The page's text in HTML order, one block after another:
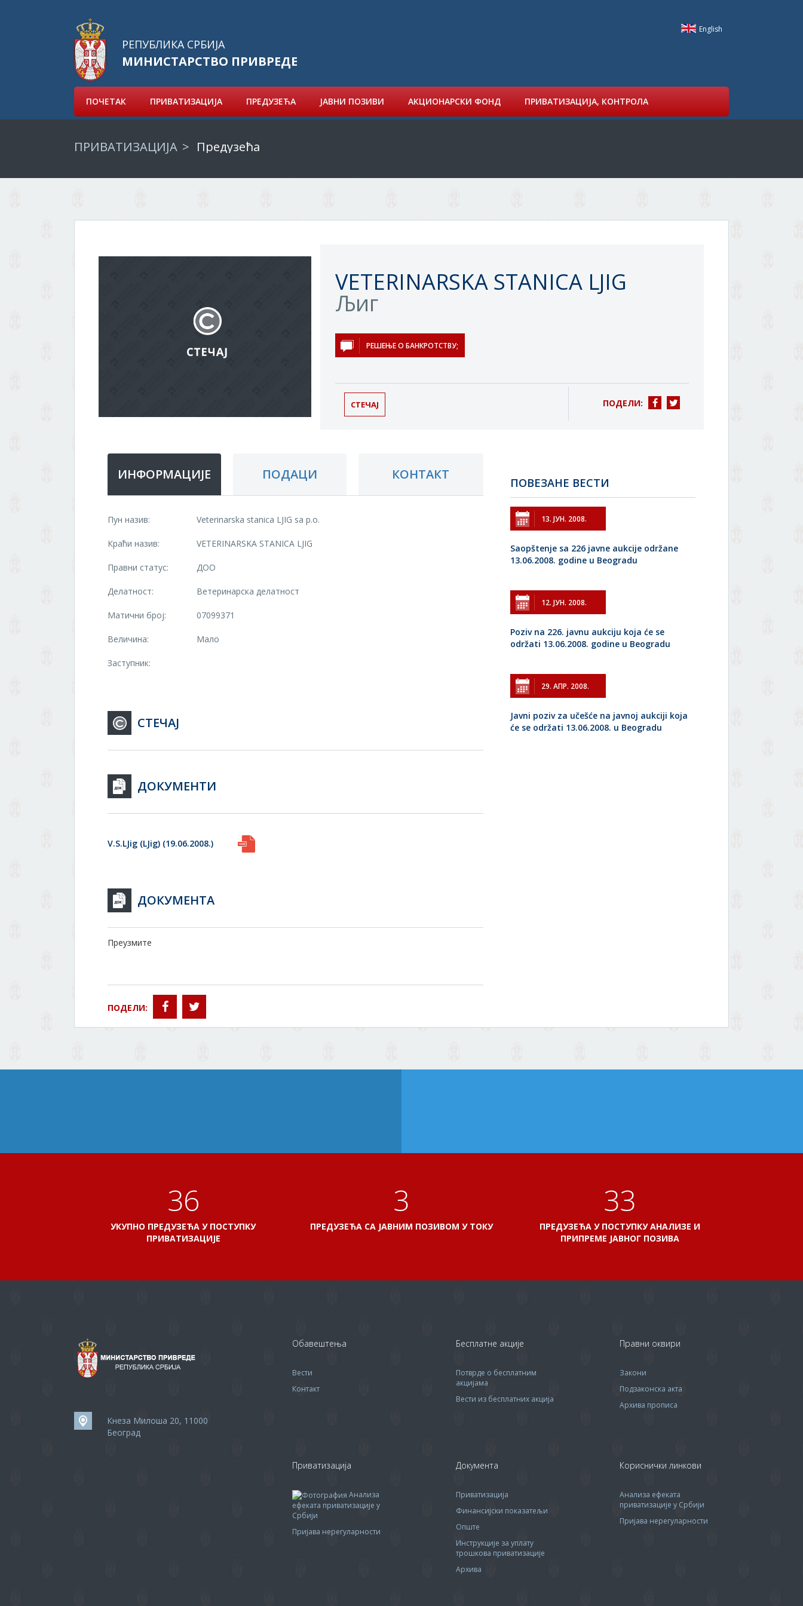
English
РЕПУБЛИКА СРБИЈА
МИНИСТАРСТВО ПРИВРЕДЕ
ПОЧЕТАК ПРИВАТИЗАЦИЈА ПРЕДУЗЕЋА ЈАВНИ ПОЗИВИ АКЦИОНАРСКИ ФОНД ПРИВАТИЗАЦИЈА, КОНТРОЛА
ПРИВАТИЗАЦИЈА Предузећа
VETERINARSKA STANICA LJIG
Љиг
РЕШЕЊЕ О БАНКРОТСТВУ;
СТЕЧАЈ ПОДЕЛИ:
ИНФОРМАЦИЈЕ ПОДАЦИ КОНТАКТ
Пун назив: Veterinarska stanica LJIG sa p.o.
Краћи назив: VETERINARSKA STANICA LJIG
Правни статус: ДОО
Делатност: Ветеринарска делатност
Матични број: 07099371
Величина: Мало
Заступник:
СТЕЧАЈ
ДОКУМЕНТИ
V.S.LJig (LJig) (19.06.2008.)
ДОКУМЕНТА
Преузмите
ПОДЕЛИ:
ПОВЕЗАНЕ ВЕСТИ
13. ЈУН. 2008.
Saopštenje sa 226 javne aukcije održane
13.06.2008. godine u Beogradu
12. ЈУН. 2008.
Poziv na 226. javnu aukciju koja će se
održati 13.06.2008. godine u Beogradu
29. АПР. 2008.
Javni poziv za učešće na javnoj aukciji koja
će se održati 13.06.2008. u Beogradu
41
УКУПНО ПРЕДУЗЕЋА У ПОСТУПКУ
ПРИВАТИЗАЦИЈЕ
3
ПРЕДУЗЕЋА СА ЈАВНИМ ПОЗИВОМ У ТОКУ
38
ПРЕДУЗЕЋА У ПОСТУПКУ АНАЛИЗЕ И
ПРИПРЕМЕ ЈАВНОГ ПОЗИВА
Кнеза Милоша 20, 11000
Београд
Обавештења
Вести
Контакт
Приватизација
Анализа
ефеката приватизације у
Србији
Пријава нерегуларности
Бесплатне акције
Потврде о бесплатним
акцијама
Вести из бесплатних акција
Документа
Приватизација
Финансијски показатељи
Опште
Инструкције за уплату
трошкова приватизације
Архива
Правни оквири
Закони
Подзаконска акта
Архива прописa
Кориснички линкови
Анализа ефеката
приватизације у Србији
Пријава нерегуларности